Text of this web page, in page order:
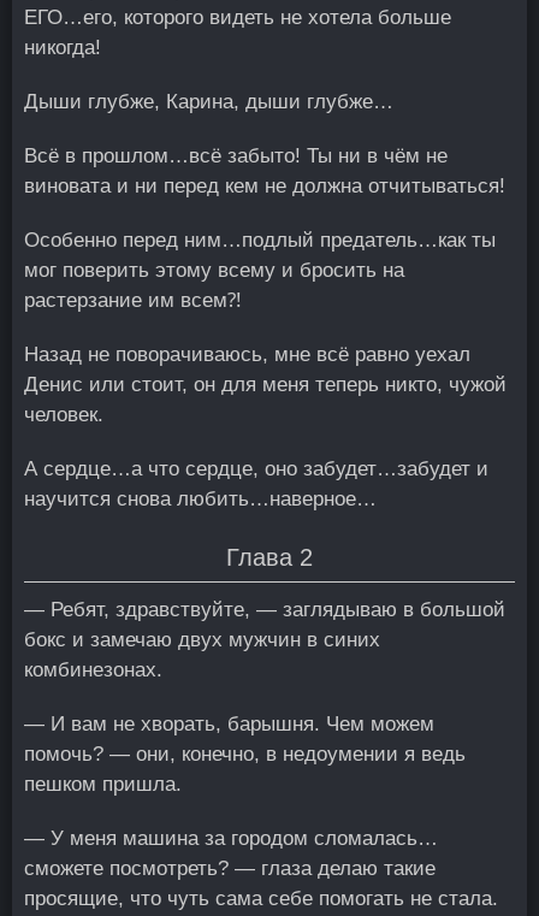
ЕГО…его, которого видеть не хотела больше
никогда!
Дыши глубже, Карина, дыши глубже…
Всё в прошлом…всё забыто! Ты ни в чём не
виновата и ни перед кем не должна отчитываться!
Особенно перед ним…подлый предатель…как ты
мог поверить этому всему и бросить на
растерзание им всем⁈
Назад не поворачиваюсь, мне всё равно уехал
Денис или стоит, он для меня теперь никто, чужой
человек.
А сердце…а что сердце, оно забудет…забудет и
научится снова любить…наверное…
Глава 2
— Ребят, здравствуйте, — заглядываю в большой
бокс и замечаю двух мужчин в синих
комбинезонах.
— И вам не хворать, барышня. Чем можем
помочь? — они, конечно, в недоумении я ведь
пешком пришла.
— У меня машина за городом сломалась…
сможете посмотреть? — глаза делаю такие
просящие, что чуть сама себе помогать не стала.